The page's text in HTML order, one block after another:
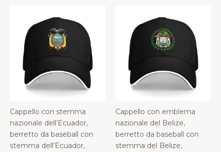
Cappello con stemma
nazionale dell’Ecuador,
berretto da baseball con
stemma dell’Ecuador,
Cappello con emblema
nazionale del Belize,
berretto da baseball con
stemma del Belize,